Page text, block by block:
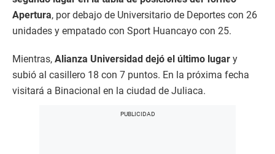
Apertura, por debajo de Universitario de Deportes con 26
unidades y empatado con Sport Huancayo con 25.
Mientras, Alianza Universidad dejó el último lugar y
subió al casillero 18 con 7 puntos. En la próxima fecha
visitará a Binacional en la ciudad de Juliaca.